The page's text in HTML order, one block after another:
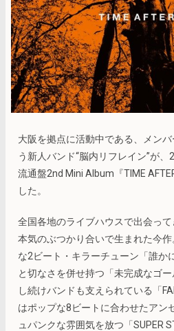
大阪を拠点に活動中である、メン
う新人バンド“脳内リフレイン”が
流通盤2nd Mini Album『TIME
した。
全国各地のライブハウスで出会って
本気のぶつかり合いで生まれた今
な2ビート・キラーチューン「誰か
と切なさを併せ持つ「未完成なゴ
し続けバンドも支えられている「
はポップな8ビートに合わせたアン
ュパンクな雰囲気を放つ「SUPER